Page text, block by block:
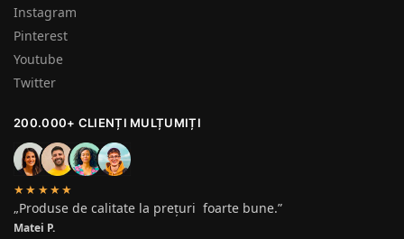
Instagram
Pinterest
Youtube
Twitter
200.000+ CLIENȚI MULȚUMIȚI
★★★★★
„Produse de calitate la prețuri foarte bune.”
Matei P.